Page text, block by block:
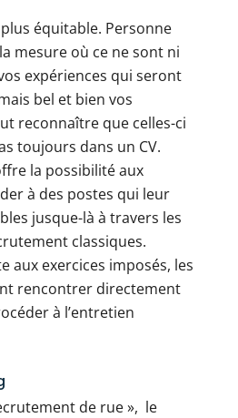
équitable. Personne
mesure où ce ne sont ni
expériences qui seront
bel et bien vos
reconnaître que celles-ci
toujours dans un CV.
la possibilité aux
à des postes qui leur
jusque-là à travers les
classiques.
aux exercices imposés, les
rencontrer directement
à l’entretien
de rue », le